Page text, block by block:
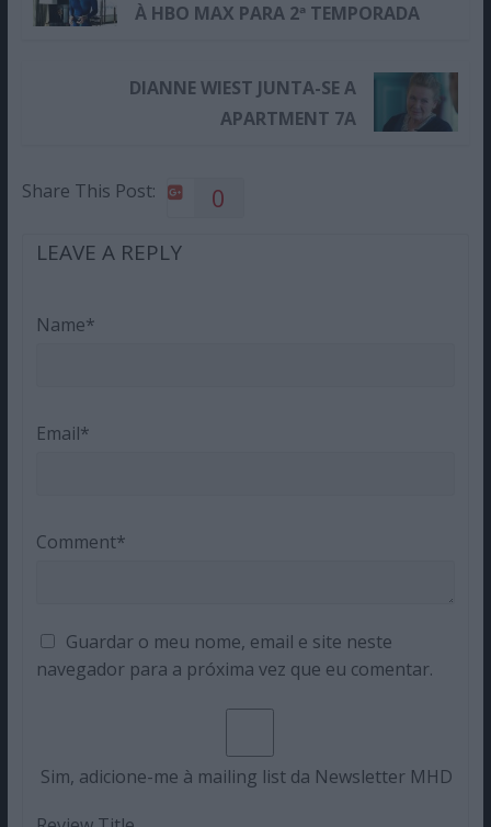
À HBO MAX PARA 2ª TEMPORADA
DIANNE WIEST JUNTA-SE A
APARTMENT 7A
Share This Post: 0
LEAVE A REPLY
Name*
Email*
Comment*
Guardar o meu nome, email e site neste
navegador para a próxima vez que eu comentar.
Sim, adicione-me à mailing list da Newsletter MHD